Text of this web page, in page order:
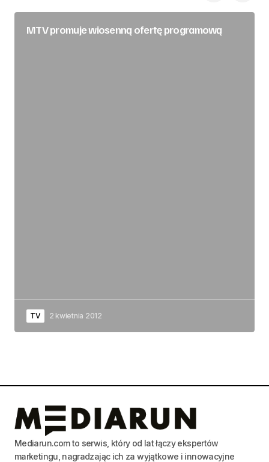
MTV promuje wiosenną ofertę programową
TV 2 kwietnia 2012
Mediarun.com to serwis, który od lat łączy ekspertów
marketingu, nagradzając ich za wyjątkowe i innowacyjne